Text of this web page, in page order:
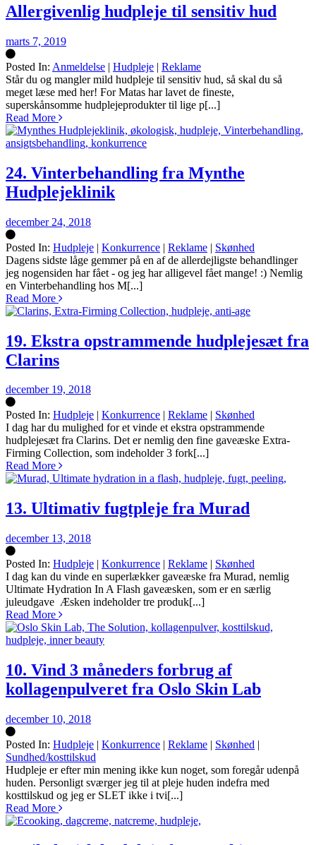
Allergivenlig hudpleje til sensitiv hud
marts 7, 2019
Posted In: Anmeldelse | Hudpleje | Reklame
Silke
Står du og mangler mild hudpleje til sensitiv hud, så skal du så
meget læse med her! For Matas har lavet de fineste,
superskånsomme hudplejeprodukter til lige p[...]
Read More
24. Vinterbehandling fra Mynthe
Hudplejeklinik
december 24, 2018
Posted In: Hudpleje | Konkurrence | Reklame | Skønhed
Silke
Dagens sidste låge gemmer på en af de allerdejligste behandlinger
jeg nogensiden har fået - og jeg har alligevel fået mange! :) Nemlig
en Vinterbehandling hos M[...]
Read More
19. Ekstra opstrammende hudplejesæt fra
Clarins
december 19, 2018
Posted In: Hudpleje | Konkurrence | Reklame | Skønhed
Silke
I dag har du mulighed for et vinde et ekstra opstrammende
hudplejesæt fra Clarins. Det er nemlig den fine gaveæske Extra-
Firming Collection, som indeholder 3 fork[...]
Read More
13. Ultimativ fugtpleje fra Murad
december 13, 2018
Posted In: Hudpleje | Konkurrence | Reklame | Skønhed
Silke
I dag kan du vinde en superlækker gaveæske fra Murad, nemlig
Ultimate Hydration In A Flash gaveæsken, som er en særlig
juleudgave Æsken indeholder tre produk[...]
Read More
10. Vind 3 måneders forbrug af
kollagenpulveret fra Oslo Skin Lab
december 10, 2018
Posted In: Hudpleje | Konkurrence | Reklame | Skønhed |
Sundhed/kosttilskud
Silke
Hudpleje er efter min mening ikke kun noget, som foregår udenpå
huden. Personligt sværger jeg til at pleje huden indefra med
kosttilskud og jeg er SLET ikke i tvi[...]
Read More